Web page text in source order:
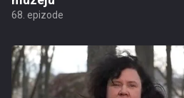
68. epizode